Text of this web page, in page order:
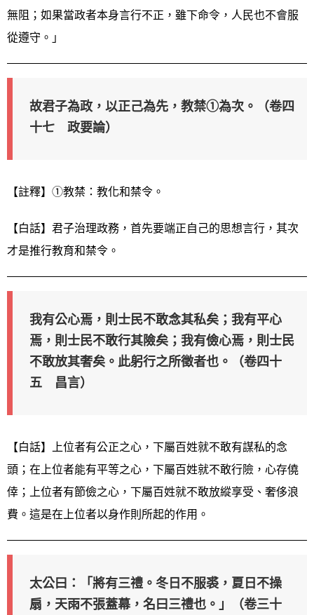
無阻；如果當政者本身言行不正，雖下命令，人民也不會服
從遵守。」
故君子為政，以正己為先，教禁①為次。（卷四
十七 政要論）
【註釋】①教禁：教化和禁令。
【白話】君子治理政務，首先要端正自己的思想言行，其次
才是推行教育和禁令。
我有公心焉，則士民不敢念其私矣；我有平心
焉，則士民不敢行其險矣；我有儉心焉，則士民
不敢放其奢矣。此躬行之所徵者也。（卷四十
五 昌言）
【白話】上位者有公正之心，下屬百姓就不敢有謀私的念
頭；在上位者能有平等之心，下屬百姓就不敢行險，心存僥
倖；上位者有節儉之心，下屬百姓就不敢放縱享受、奢侈浪
費。這是在上位者以身作則所起的作用。
太公曰：「將有三禮。冬日不服裘，夏日不操
扇，天雨不張蓋幕，名曰三禮也。」（卷三十